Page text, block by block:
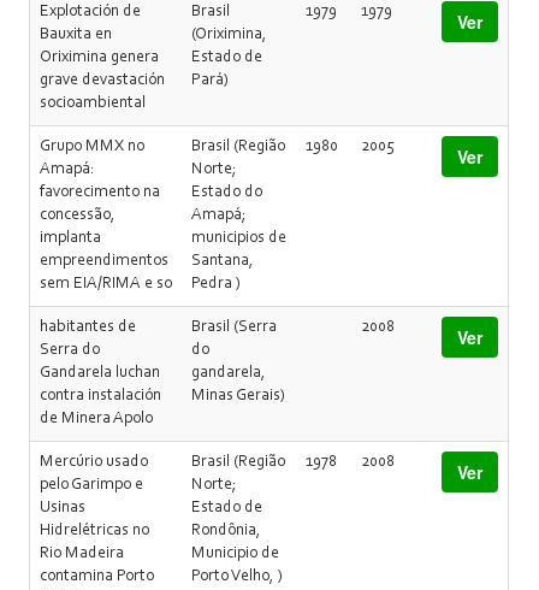
Explotación de
Bauxita en
Oriximina genera
grave devastación
socioambiental
Brasil
(Oriximina,
Estado de
Pará)
1979 1979 Ver
Grupo MMX no
Amapá:
favorecimento na
concessão,
implanta
empreendimentos
sem EIA/RIMA e so
Brasil (Região
Norte;
Estado do
Amapá;
municipios de
Santana,
Pedra )
1980 2005 Ver
habitantes de
Serra do
Gandarela luchan
contra instalación
de Minera Apolo
Brasil (Serra
do
gandarela,
Minas Gerais)
2008 Ver
Mercúrio usado
pelo Garimpo e
Usinas
Hidrelétricas no
Rio Madeira
contamina Porto
Brasil (Região
Norte;
Estado de
Rondônia,
Municipio de
Porto Velho, )
1978 2008 Ver